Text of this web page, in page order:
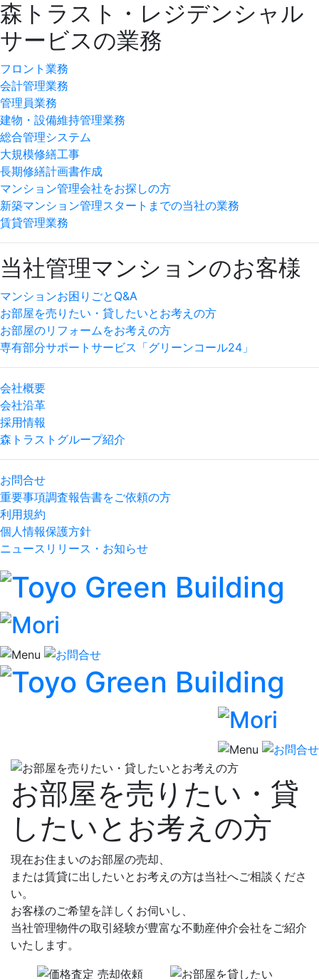
森トラスト・レジデンシャル
サービスの業務
フロント業務
会計管理業務
管理員業務
建物・設備維持管理業務
総合管理システム
大規模修繕工事
長期修繕計画書作成
マンション管理会社をお探しの方
新築マンション管理スタートまでの当社の業務
賃貸管理業務
当社管理マンションのお客様
マンションお困りごとQ&A
お部屋を売りたい・貸したいとお考えの方
お部屋のリフォームをお考えの方
専有部分サポートサービス「グリーンコール24」
会社概要
会社沿革
採用情報
森トラストグループ紹介
お問合せ
重要事項調査報告書をご依頼の方
利用規約
個人情報保護方針
ニュースリリース・お知らせ
お部屋を売りたい・貸
したいとお考えの方
現在お住まいのお部屋の売却、
または賃貸に出したいとお考えの方は当社へご相談くださ
い。
お客様のご希望を詳しくお伺いし、
当社管理物件の取引経験が豊富な不動産仲介会社をご紹介
いたします。